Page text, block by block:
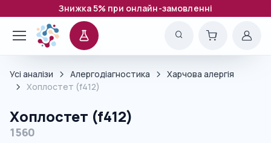
Знижка 5% при онлайн-замовленні
Усі аналізи Алергодіагностика
Харчова алергія
Хоплостет (f412)
Хоплостет (f412)
1560